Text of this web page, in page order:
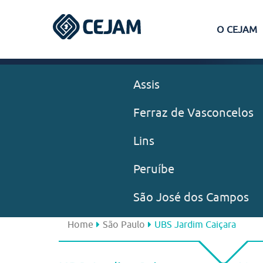
O CEJAM
Assis
Ferraz de Vasconcelos
Lins
Peruíbe
São José dos Campos
Home São Paulo UBS Jardim Caiçara